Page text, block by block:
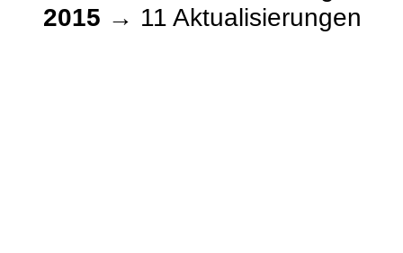
2015 → 11 Aktualisierungen